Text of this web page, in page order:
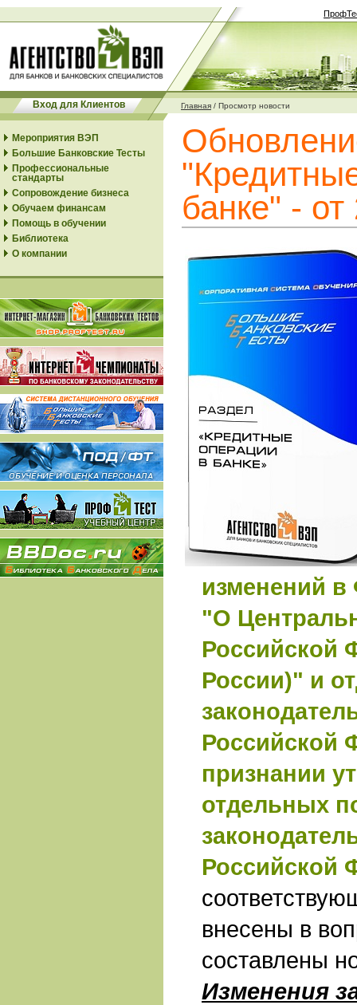
Вход для Клиентов Главная / Просмотр новости
Мероприятия ВЭП
Большие Банковские Тесты
Профессиональные
стандарты
Сопровождение бизнеса
Обучаем финансам
Помощь в обучении
Библиотека
О компании
банке" -
изменений
"О
Российской
России)" и
Российской
признании
отдельных
Российской
внесены в
составлены
Изменения